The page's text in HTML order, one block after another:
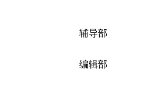
辅导部
编辑部